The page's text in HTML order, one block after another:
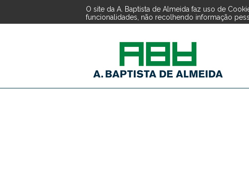
O site da A. Baptista de Almeida faz uso de
funcionalidades, não recolhendo informação